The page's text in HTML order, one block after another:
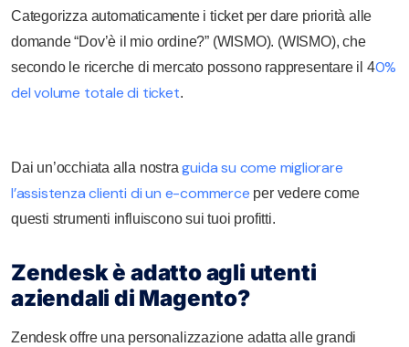
Categorizza automaticamente i ticket per dare priorità alle
domande “Dov’è il mio ordine?” (WISMO). (WISMO), che
secondo le ricerche di mercato possono rappresentare il 40%
del volume totale di ticket.
Dai un’occhiata alla nostraguida su come migliorare
l’assistenza clienti di un e-commerce per vedere come
questi strumenti influiscono sui tuoi profitti.
Zendesk è adatto agli utenti
aziendali di Magento?
Zendesk offre una personalizzazione adatta alle grandi